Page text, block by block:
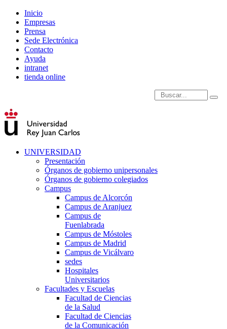
Inicio
Empresas
Prensa
Sede Electrónica
Contacto
Ayuda
intranet
tienda online
Introduce términos de
UNIVERSIDAD
Presentación
Órganos de gobierno unipersonales
Órganos de gobierno colegiados
Campus
Campus de Alcorcón
Campus de Aranjuez
Campus de
Fuenlabrada
Campus de Móstoles
Campus de Madrid
Campus de Vicálvaro
sedes
Hospitales
Universitarios
Facultades y Escuelas
Facultad de Ciencias
de la Salud
Facultad de Ciencias
de la Comunicación